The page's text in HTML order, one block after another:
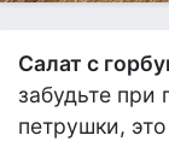
Салат с
забудьте
петрушки,